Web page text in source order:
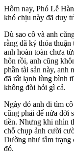
Hôm nay, Phó Lễ
khó chịu này đã duy
Dù sao cô và anh
rằng đã ký thỏa
anh hoàn toàn chưa
hôn rồi, anh cũng
phần tài sản này, anh
đã rất lạnh lùng bình
không đòi hỏi gì cả.
Ngày đó anh đi tìm
cũng phải để nửa đời
tiền. Nhưng khi nhìn
chỗ chụp ảnh cười
Dường như tâm trạng
đó.